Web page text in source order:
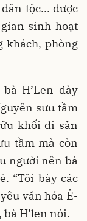
tộc... được
sinh hoạt
khách, phòng
H’Len dày
sưu tầm
khối di sản
tầm mà còn
người nên bà
“Tôi bày các
văn hóa Ê-
H’len nói.